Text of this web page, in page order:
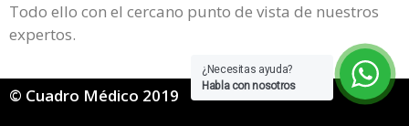
¿Necesitas ayuda?
Habla con nosotros
Todo ello con el cercano punto de vista de nuestros
expertos.
© Cuadro Médico 2019